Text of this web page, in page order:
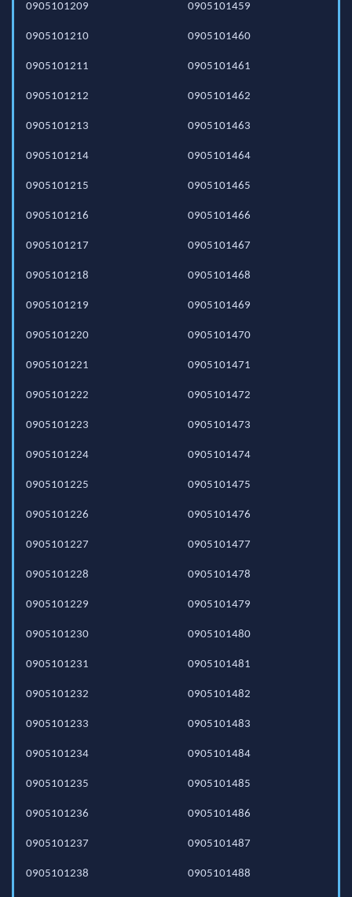
0905101209
0905101210
0905101211
0905101212
0905101213
0905101214
0905101215
0905101216
0905101217
0905101218
0905101219
0905101220
0905101221
0905101222
0905101223
0905101224
0905101225
0905101226
0905101227
0905101228
0905101229
0905101230
0905101231
0905101232
0905101233
0905101234
0905101235
0905101236
0905101237
0905101238
0905101459
0905101460
0905101461
0905101462
0905101463
0905101464
0905101465
0905101466
0905101467
0905101468
0905101469
0905101470
0905101471
0905101472
0905101473
0905101474
0905101475
0905101476
0905101477
0905101478
0905101479
0905101480
0905101481
0905101482
0905101483
0905101484
0905101485
0905101486
0905101487
0905101488